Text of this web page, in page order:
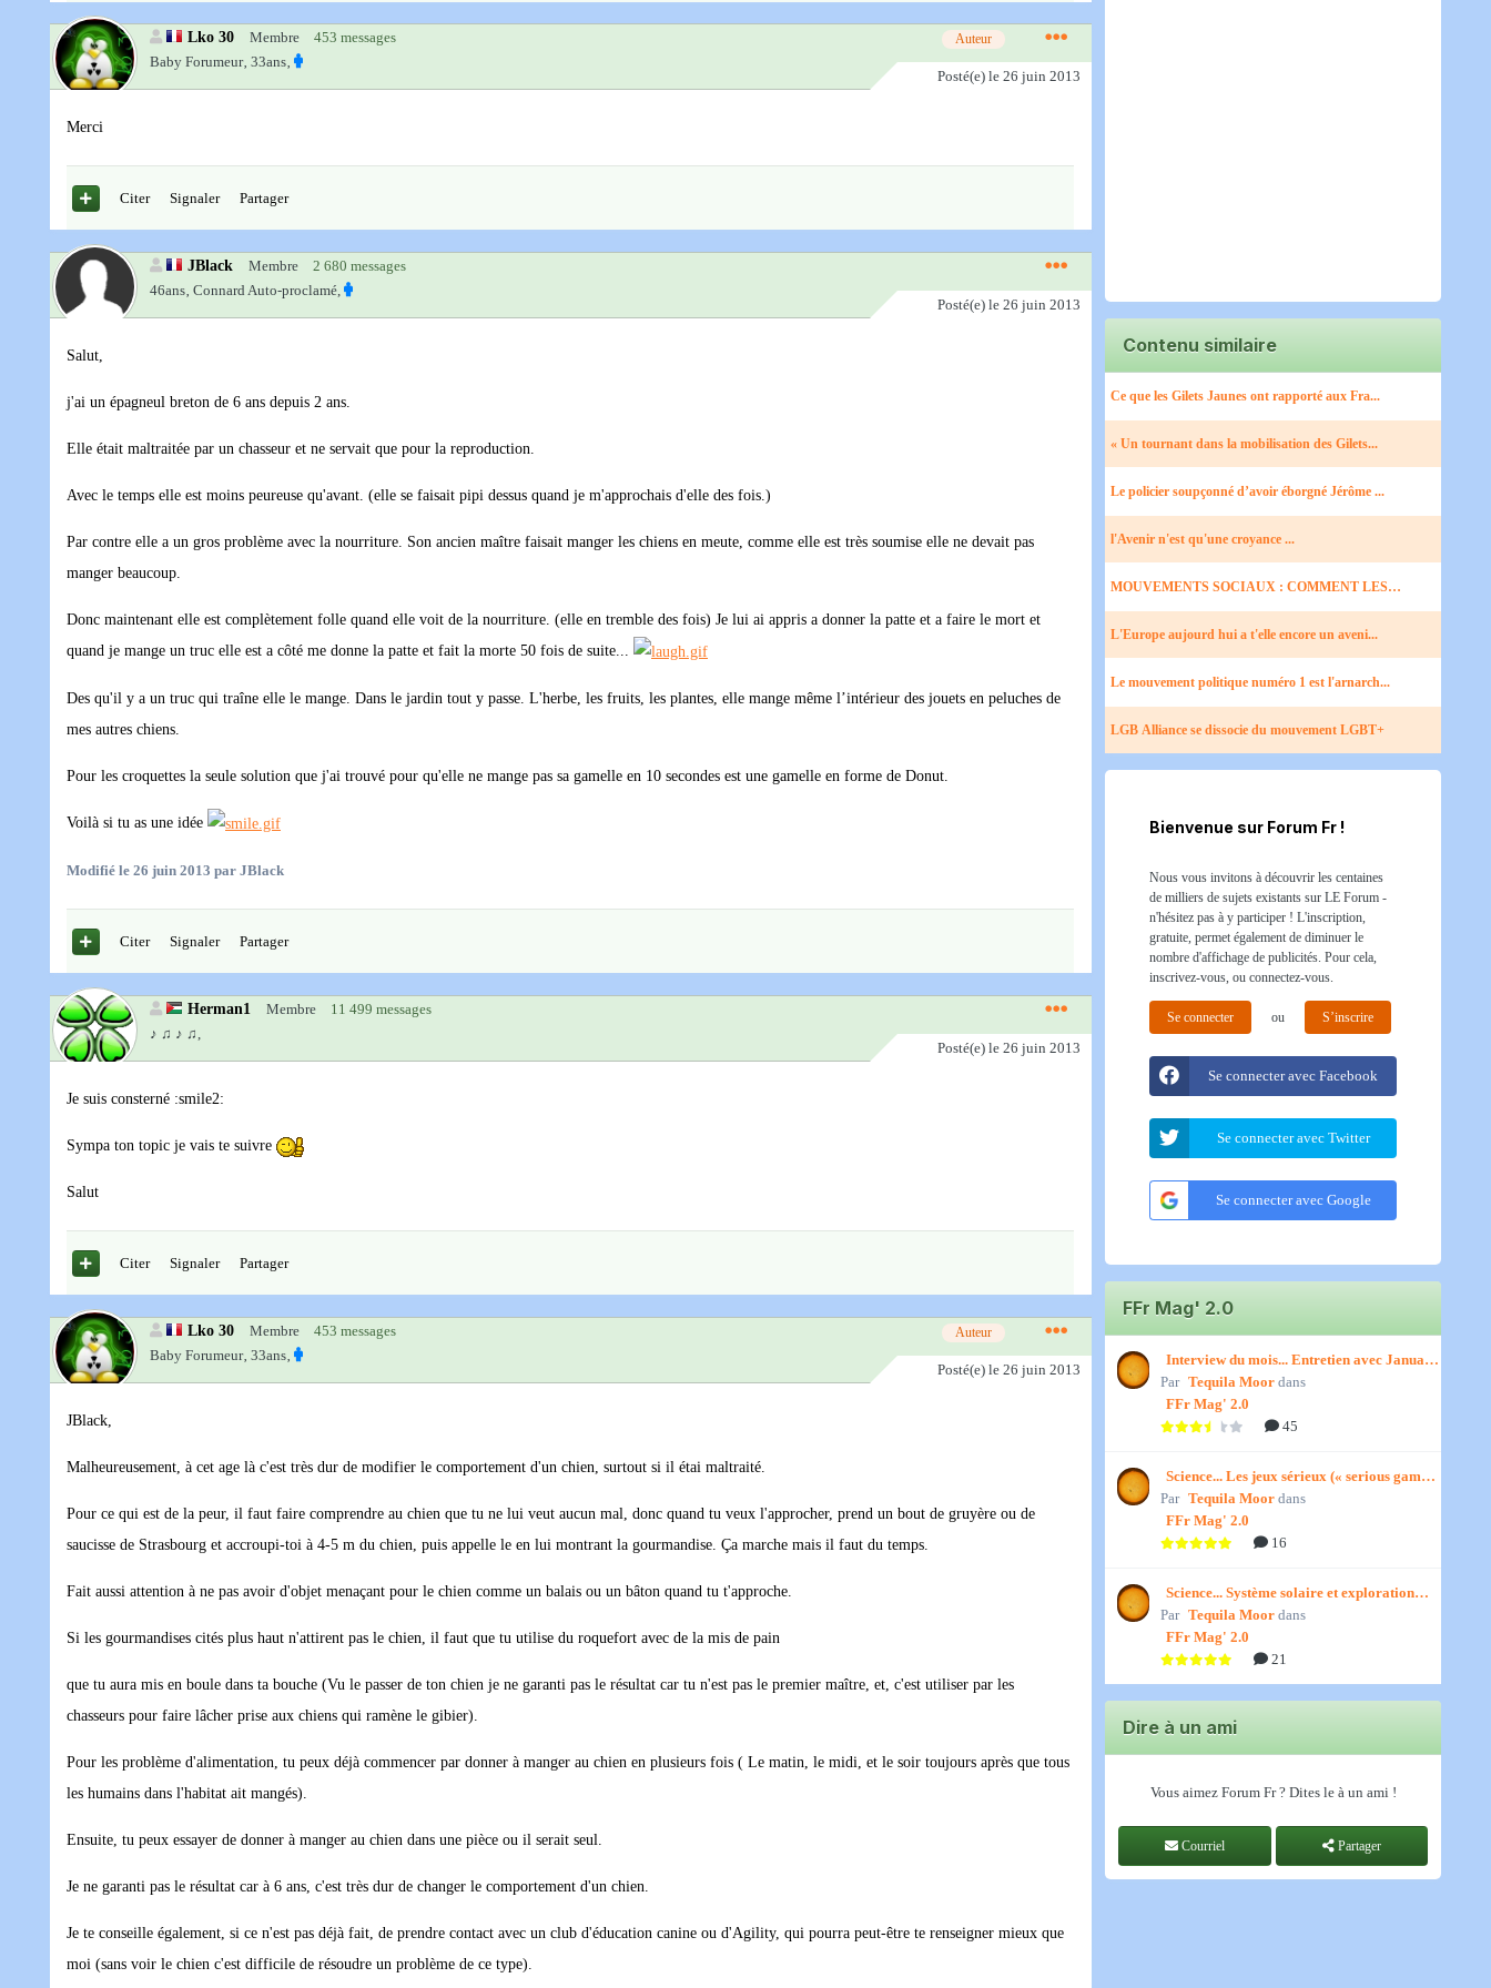
Lko 30 Membre 453 messages Auteur
Baby Forumeur‚ 33ans‚
Posté(e) le 26 juin 2013
Merci
Citer Signaler Partager
JBlack Membre
2 680 messages
46ans‚ Connard Auto-proclamé,
Posté(e) le 26 juin 2013
Salut,
j'ai un épagneul breton de 6 ans depuis 2 ans.
Elle était maltraitée par un chasseur et ne servait que pour la reproduction.
Avec le temps elle est moins peureuse qu'avant. (elle se faisait pipi dessus quand je m'approchais d'elle des fois.)
Par contre elle a un gros problème avec la nourriture. Son ancien maître faisait manger les chiens en meute, comme elle est très soumise elle ne devait pas
manger beaucoup.
Donc maintenant elle est complètement folle quand elle voit de la nourriture. (elle en tremble des fois) Je lui ai appris a donner la patte et a faire le mort et
quand je mange un truc elle est a côté me donne la patte et fait la morte 50 fois de suite...
Des qu'il y a un truc qui traîne elle le mange. Dans le jardin tout y passe. L'herbe, les fruits, les plantes, elle mange même l’intérieur des jouets en peluches de
mes autres chiens.
Pour les croquettes la seule solution que j'ai trouvé pour qu'elle ne mange pas sa gamelle en 10 secondes est une gamelle en forme de Donut.
Voilà si tu as une idée
Modifié le 26 juin 2013 par JBlack
Citer Signaler Partager
Herman1 Membre
11 499 messages
♪ ♫ ♪ ♫,
Posté(e) le 26 juin 2013
Je suis consterné :smile2:
Sympa ton topic je vais te suivre
Salut
Citer Signaler Partager
Lko 30 Membre 453 messages Auteur
Baby Forumeur‚ 33ans‚
Posté(e) le 26 juin 2013
JBlack,
Malheureusement, à cet age là c'est très dur de modifier le comportement d'un chien, surtout si il étai maltraité.
Pour ce qui est de la peur, il faut faire comprendre au chien que tu ne lui veut aucun mal, donc quand tu veux l'approcher, prend un bout de gruyère ou de
saucisse de Strasbourg et accroupi-toi à 4-5 m du chien, puis appelle le en lui montrant la gourmandise. Ça marche mais il faut du temps.
Fait aussi attention à ne pas avoir d'objet menaçant pour le chien comme un balais ou un bâton quand tu t'approche.
Si les gourmandises cités plus haut n'attirent pas le chien, il faut que tu utilise du roquefort avec de la mis de pain
que tu aura mis en boule dans ta bouche (Vu le passer de ton chien je ne garanti pas le résultat car tu n'est pas le premier maître, et, c'est utiliser par les
chasseurs pour faire lâcher prise aux chiens qui ramène le gibier).
Pour les problème d'alimentation, tu peux déjà commencer par donner à manger au chien en plusieurs fois ( Le matin, le midi, et le soir toujours après que tous
les humains dans l'habitat ait mangés).
Ensuite, tu peux essayer de donner à manger au chien dans une pièce ou il serait seul.
Je ne garanti pas le résultat car à 6 ans, c'est très dur de changer le comportement d'un chien.
Je te conseille également, si ce n'est pas déjà fait, de prendre contact avec un club d'éducation canine ou d'Agility, qui pourra peut-être te renseigner mieux que
moi (sans voir le chien c'est difficile de résoudre un problème de ce type).
Contenu similaire
Ce que les Gilets Jaunes ont rapporté aux Fra...
« Un tournant dans la mobilisation des Gilets...
Le policier soupçonné d’avoir éborgné Jérôme ...
l'Avenir n'est qu'une croyance ...
MOUVEMENTS SOCIAUX : COMMENT LES
L'Europe aujourd hui a t'elle encore un aveni...
Le mouvement politique numéro 1 est l'arnarch...
LGB Alliance se dissocie du mouvement LGBT+
Bienvenue sur Forum Fr !
Nous vous invitons à découvrir les centaines
de milliers de sujets existants sur LE Forum -
n'hésitez pas à y participer ! L'inscription,
gratuite, permet également de diminuer le
nombre d'affichage de publicités. Pour cela,
inscrivez-vous, ou connectez-vous.
Se connecter ou S’inscrire
Se connecter avec Facebook
Se connecter avec Twitter
Se connecter avec Google
FFr Mag' 2.0
Interview du mois... Entretien avec January,
par Titenath
Par Tequila Moor dans
FFr Mag' 2.0
45
Science... Les jeux sérieux (« serious games
») par Jedino
Par Tequila Moor dans
FFr Mag' 2.0
16
Science... Système solaire et exploration
spatiale, par Jedino
Par Tequila Moor dans
FFr Mag' 2.0
21
Dire à un ami
Vous aimez Forum Fr ? Dites le à un ami !
Courriel Partager